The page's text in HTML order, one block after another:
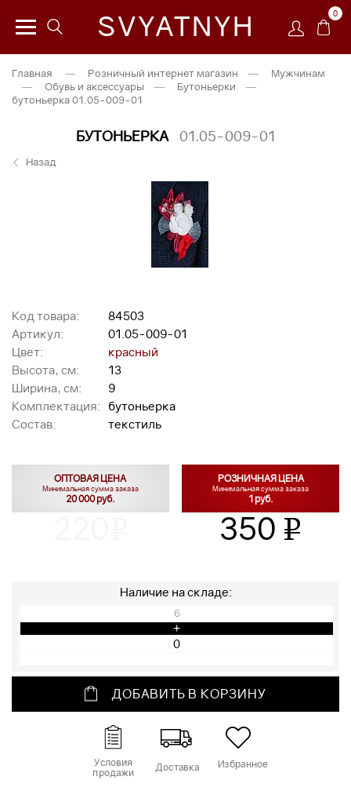
SVYATNYH 0
Главная — Розничный интернет магазин —
Мужчинам
—
Обувь и аксессуары — Бутоньерки
—
бутоньерка 01.05-009-01
БУТОНЬЕРКА 01.05-009-01
Назад
Код товара:
84503
Артикул:
01.05-009-01
Цвет:
красный
Высота, см:
13
Ширина, см:
9
Комплектация:
бутоньерка
Состав:
текстиль
ОПТОВАЯ ЦЕНА
Минимальная сумма заказа
20 000 руб.
РОЗНИЧНАЯ ЦЕНА
Минимальная сумма заказа
1 руб.
350 v
Наличие на складе:
6
+
ДОБАВИТЬ В КОРЗИНУ
Условия
продажи
Доставка Избранное